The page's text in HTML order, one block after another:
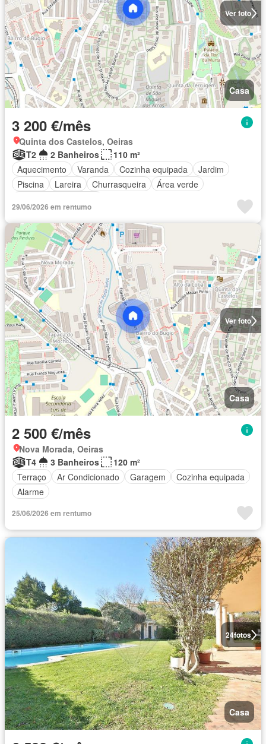
Ver foto
Casa
3 200 €/mês
Quinta dos Castelos, Oeiras
T2
2 Banheiros
110 m²
Aquecimento
Varanda Cozinha equipada
Jardim
Piscina
Lareira Churrasqueira
Área verde
29/06/2026 em rentumo
Ver foto
Casa
2 500 €/mês
Nova Morada, Oeiras
T4
3 Banheiros
120 m²
Terraço
Ar Condicionado Garagem
Cozinha equipada
Alarme
25/06/2026 em rentumo
24fotos
Casa